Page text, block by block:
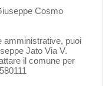
Cosmo
amministrative, puoi
Jato Via V.
il comune per